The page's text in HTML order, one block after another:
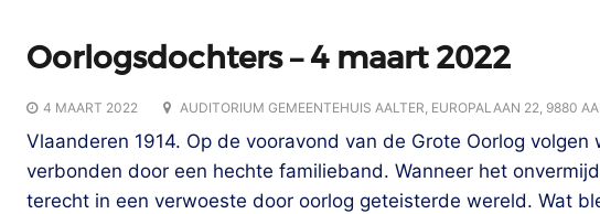
Oorlogsdochters – 4 maart 2022
4 MAART 2022 AUDITORIUM GEMEENTEHUIS AALTER, EUROPALAAN 22, 9880
Vlaanderen 1914. Op de vooravond van de Grote Oorlog volgen
verbonden door een hechte familieband. Wanneer het
terecht in een verwoeste door oorlog geteisterde wereld. Wat